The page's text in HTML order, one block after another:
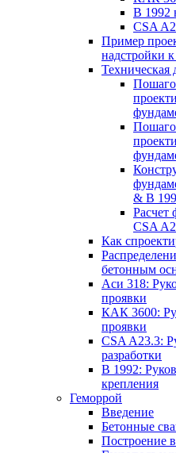
В 1992
CSA
Пример
надстройки
Техническая
& В
Расчет
CSA
Как
бетонным
Аси 318:
проявки
КАК 3600:
проявки
CSA A23.3:
разработки
В 1992:
крепления
Геморрой
Введение
Бетонные
Построение